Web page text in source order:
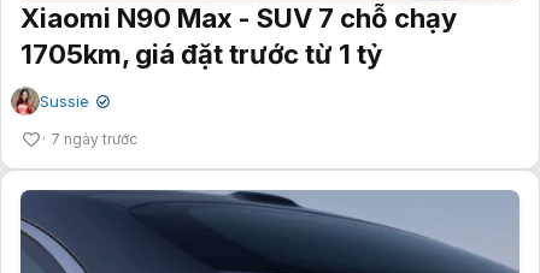
Xiaomi N90 Max - SUV 7 chỗ chạy
1705km, giá đặt trước từ 1 tỷ
Sussie ✔
7 ngày trước